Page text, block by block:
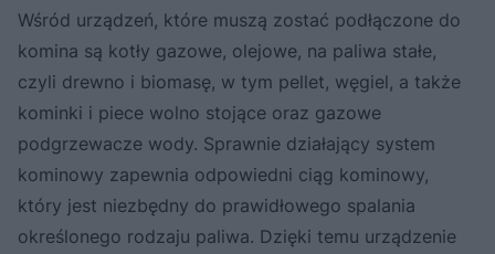
Wśród urządzeń, które muszą zostać podłączone do
komina są kotły gazowe, olejowe, na paliwa stałe,
czyli drewno i biomasę, w tym pellet, węgiel, a także
kominki i piece wolno stojące oraz gazowe
podgrzewacze wody. Sprawnie działający system
kominowy zapewnia odpowiedni ciąg kominowy,
który jest niezbędny do prawidłowego spalania
określonego rodzaju paliwa. Dzięki temu urządzenie